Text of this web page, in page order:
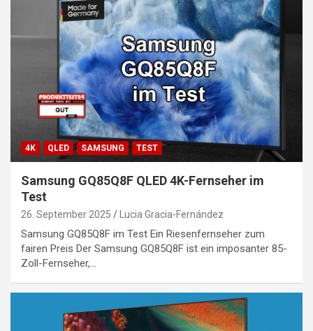
4K QLED SAMSUNG TEST
Samsung GQ85Q8F QLED 4K-Fernseher im
Test
26. September 2025 Lucia Gracia-Fernández
Samsung GQ85Q8F im Test Ein Riesenfernseher zum
fairen Preis Der Samsung GQ85Q8F ist ein imposanter 85-
Zoll-Fernseher,…